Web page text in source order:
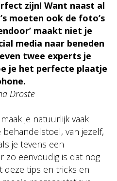
zijn! Want naast al
moeten ook de foto’s
maakt niet je
media naar beneden
twee experts je
je het perfecte plaatje
Droste
je natuurlijk vaak
behandelstoel, van jezelf,
je tevens een
zo eenvoudig is dat nog
deze tips en tricks en